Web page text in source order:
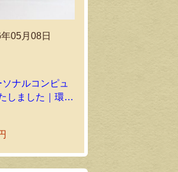
05月08日
ナルコンピュ
しました｜環七